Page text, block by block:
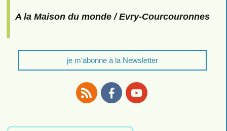
A la Maison du monde / Evry-Courcouronnes
je m'abonne à la Newsletter